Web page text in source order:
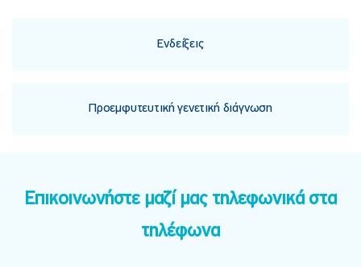
Ενδείξεις
Προεμφυτευτική γενετική διάγνωση
Επικοινωνήστε μαζί μας τηλεφωνικά στα
τηλέφωνα